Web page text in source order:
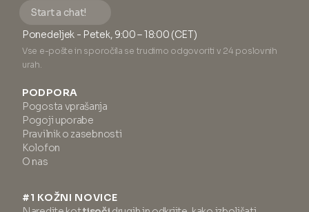
Start a chat!
Ponedeljek - Petek, 9:00 – 18:00 (CET)
Vse e-pošte in sporočila se trudimo odgovoriti v 24 poslovnih
urah.
PODPORA
Pogosta vprašanja
Pogoji uporabe
Pravilnik o zasebnosti
Kolofon
O nas
#1 KOŽNI NOVICE